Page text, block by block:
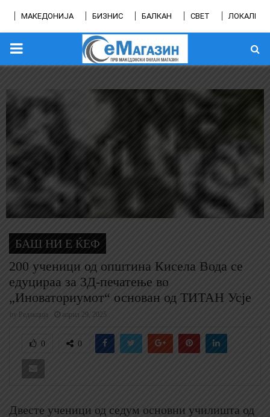
МАКЕДОНИЈА БИЗНИС БАЛКАН СВЕТ ЛОКАЛНО
PRIMARY
БАШ НИ Е ЌЕФ
200 ученици од општина Кисела Вода се
едуцираа за 3Д-печатење во
„Иноваториумот“ основан од ТИТАН Усје
by Редакција април 29, 2025
0 0
Двесте ученици од седум основни училишта од